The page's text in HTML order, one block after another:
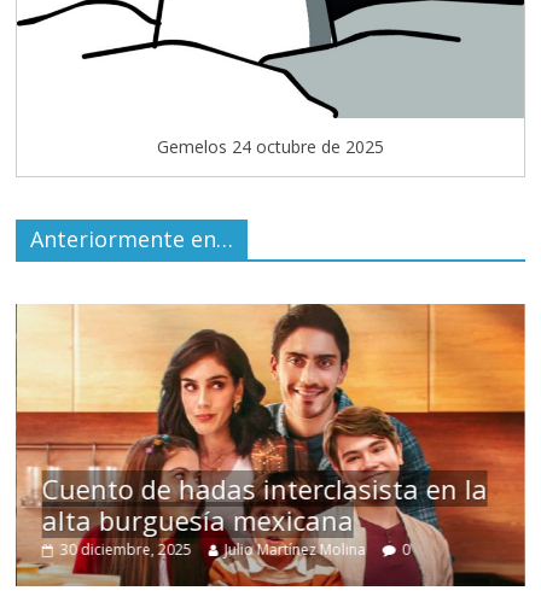
Gemelos 24 octubre de 2025
Anteriormente en…
Cuento de hadas interclasista en la
alta burguesía mexicana
30 diciembre, 2025 Julio Martínez Molina 0